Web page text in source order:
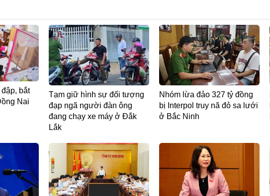
bắt
Nai
Tạm giữ hình sự đối tượng
đạp ngã người đàn ông
đang chạy xe máy ở Đắk
Lắk
Nhóm lừa đảo 327 tỷ đồng
bị Interpol truy nã đỏ sa lưới
ở Bắc Ninh